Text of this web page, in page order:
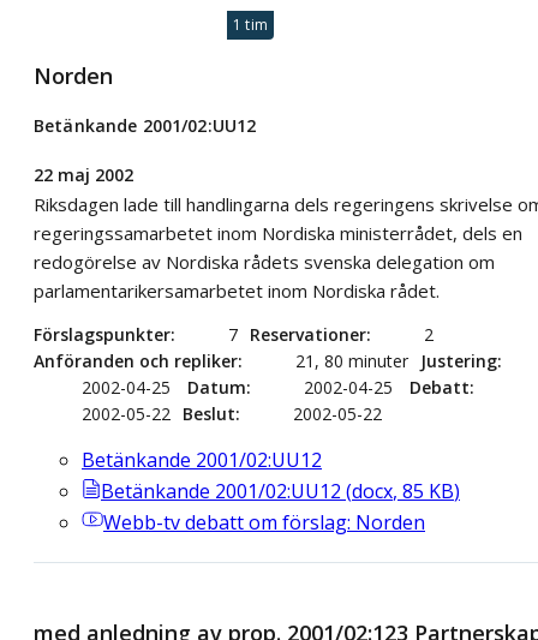
1 tim
Norden
Betänkande 2001/02:UU12
22 maj 2002
Riksdagen lade till handlingarna dels regeringens skrivelse
regeringssamarbetet inom Nordiska ministerrådet, dels en
redogörelse av Nordiska rådets svenska delegation om
parlamentarikersamarbetet inom Nordiska rådet.
Förslagspunkter 7 Reservationer
2
Anföranden och repliker
21, 80 minuter
Justering
2002-04-25
Datum 2002-04-25
Debatt
2002-05-22
Beslut 2002-05-22
Betänkande 2001/02:UU12
Betänkande 2001/02:UU12 (docx, 85 KB)
Webb-tvdebatt om förslag: Norden
med anledning av prop. 2001/02:123